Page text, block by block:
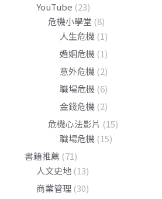
YouTube (23)
危機小學堂 (8)
人生危機 (1)
婚姻危機 (1)
意外危機 (2)
職場危機 (6)
金錢危機 (2)
危機心法影片 (15)
職場危機 (15)
書籍推薦 (71)
人文史地 (13)
商業管理 (30)